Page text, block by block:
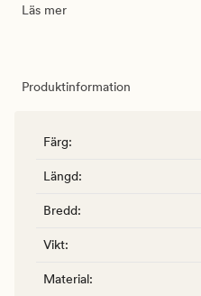
Läs mer
Produktinformation
Färg:
Längd:
Bredd:
Vikt:
Material: